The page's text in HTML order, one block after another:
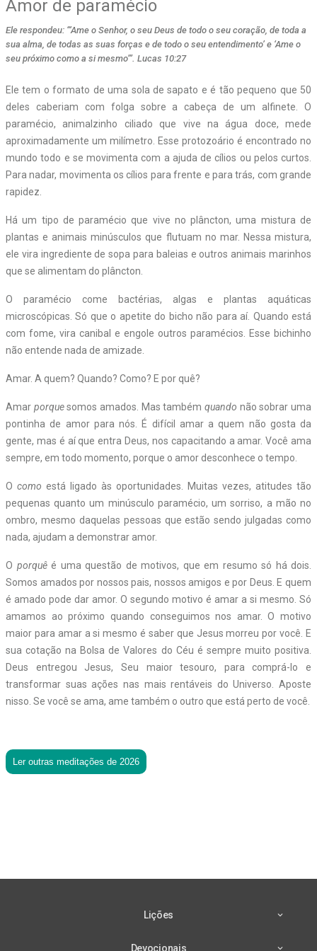
Amor de paramécio
Ele respondeu: “‘Ame o Senhor, o seu Deus de todo o seu coração, de toda a
sua alma, de todas as suas forças e de todo o seu entendimento’ e ‘Ame o
seu próximo como a si mesmo’”. Lucas 10:27
Ele tem o formato de uma sola de sapato e é tão pequeno que 50
deles caberiam com folga sobre a cabeça de um alfinete. O
paramécio, animalzinho ciliado que vive na água doce, mede
aproximadamente um milímetro. Esse protozoário é encontrado no
mundo todo e se movimenta com a ajuda de cílios ou pelos curtos.
Para nadar, movimenta os cílios para frente e para trás, com grande
rapidez.
Há um tipo de paramécio que vive no plâncton, uma mistura de
plantas e animais minúsculos que flutuam no mar. Nessa mistura,
ele vira ingrediente de sopa para baleias e outros animais marinhos
que se alimentam do plâncton.
O paramécio come bactérias, algas e plantas aquáticas
microscópicas. Só que o apetite do bicho não para aí. Quando está
com fome, vira canibal e engole outros paramécios. Esse bichinho
não entende nada de amizade.
Amar. A quem? Quando? Como? E por quê?
Amar porquesomos amados. Mas tambémquando não sobrar uma
pontinha de amor para nós. É difícil amar a quem não gosta da
gente, mas é aí que entra Deus, nos capacitando a amar. Você ama
sempre, em todo momento, porque o amor desconhece o tempo.
O como está ligado às oportunidades. Muitas vezes, atitudes tão
pequenas quanto um minúsculo paramécio, um sorriso, a mão no
ombro, mesmo daquelas pessoas que estão sendo julgadas como
nada, ajudam a demonstrar amor.
O porquêé uma questão de motivos, que em resumo só há dois.
Somos amados por nossos pais, nossos amigos e por Deus. E quem
é amado pode dar amor. O segundo motivo é amar a si mesmo. Só
amamos ao próximo quando conseguimos nos amar. O motivo
maior para amar a si mesmo é saber que Jesus morreu por você. E
sua cotação na Bolsa de Valores do Céu é sempre muito positiva.
Deus entregou Jesus, Seu maior tesouro, para comprá-lo e
transformar suas ações nas mais rentáveis do Universo. Aposte
nisso. Se você se ama, ame também o outro que está perto de você.
Ler outras meditações de 2026
Lições
Devocionais